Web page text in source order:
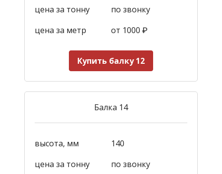
цена за тонну
по звонку
цена за метр
от 1000 ₽
Купить балку 12
Балка 14
высота, мм
140
цена за тонну
по звонку